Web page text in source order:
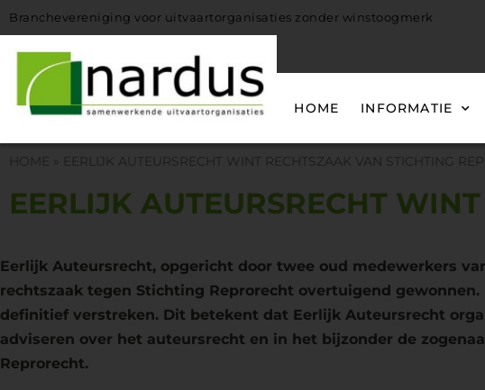
Branchevereniging voor uitvaartorganisaties zonder winstoogmerk
HOME INFORMATIE
HOME EERLIJK AUTEURSRECHT WINT RECHTSZAAK VAN STICHTING
EERLIJK AUTEURSRECHT
Eerlijk Auteursrecht, opgericht door twee oud medewerkers
rechtszaak tegen Stichting Reprorecht overtuigend gewonnen.
definitief verstreken. Dit betekent dat Eerlijk Auteursrecht
adviseren over het auteursrecht en in het bijzonder de
Reprorecht.